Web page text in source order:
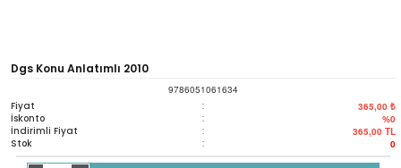
Dgs Konu Anlatımlı 2010
9786051061634
Fiyat : 365,00 ₺
İskonto : %0
İndirimli Fiyat : 365,00 TL
Stok : 0